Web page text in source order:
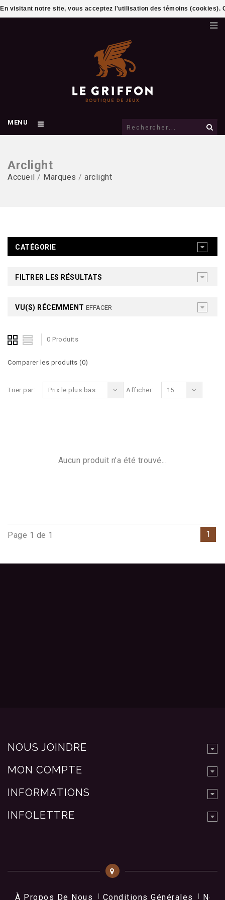
MENU
Arclight
Accueil / Marques / arclight
CATÉGORIE
FILTRER LES RÉSULTATS
VU(S) RÉCEMMENT EFFACER
0 Produits
Comparer les produits (0)
Trier par: Prix le plus bas Afficher: 15
Aucun produit n'a été trouvé...
Page 1 de 1 1
NOUS JOINDRE
MON COMPTE
INFORMATIONS
INFOLETTRE
À Propos De Nous Conditions Générales Nos
En visitant notre site, vous acceptez l'utilisation des témoins